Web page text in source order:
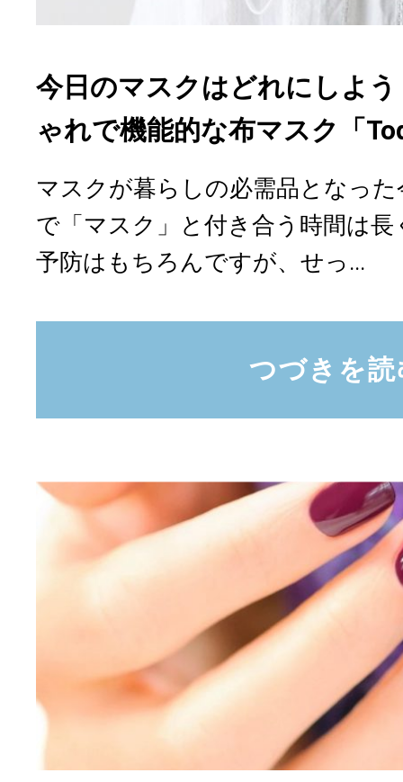
今日のマスクはどれにしよ
ゃれで機能的な布マスク「
マスクが暮らしの必需品となっ
で「マスク」と付き合う時間は
予防はもちろんですが、せっ...
つづきを読